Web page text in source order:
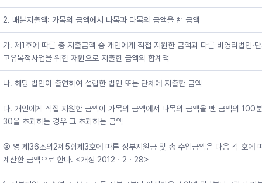
2. 배분지출액: 가목의 금액에서 나목과 다목의 금액을 뺀 금액
가. 제1호에 따른 총 지출금액 중 개인에게 직접 지원한 금액과 다른 비영리법인·
고유목적사업을 위한 재원으로 지출한 금액의 합계액
나. 해당 법인이 출연하여 설립한 법인 또는 단체에 지출한 금액
다. 개인에게 직접 지원한 금액이 가목의 금액에서 나목의 금액을 뺀 금액의 100
30을 초과하는 경우 그 초과하는 금액
② 영 제36조의2제5항제3호에 따른 정부지원금 및 총 수입금액은 다음 각 호에
계산한 금액으로 한다. <개정 2012ㆍ2ㆍ28>